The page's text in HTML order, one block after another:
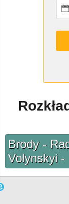
Brody -
Volynskyi -